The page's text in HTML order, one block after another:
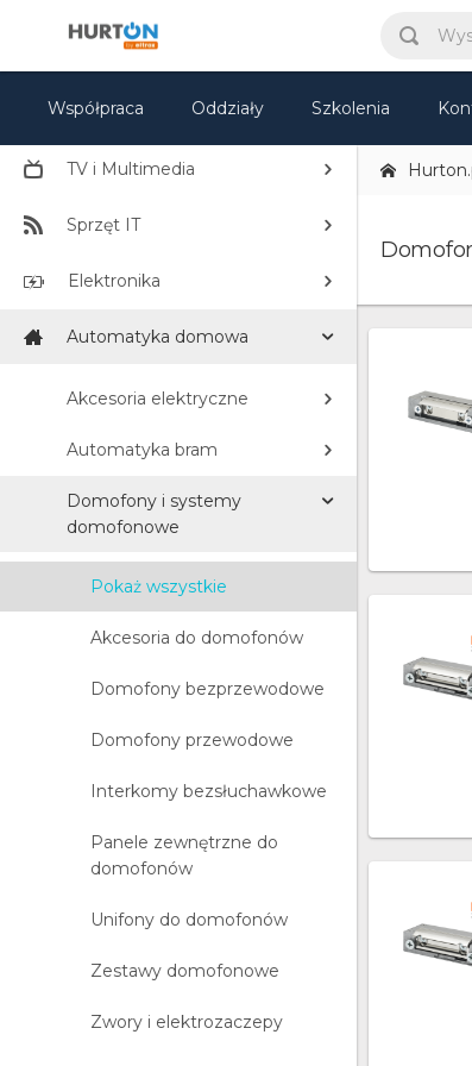
Współpraca Oddziały Szkolenia
Elektryka
TV i Multimedia
Sprzęt IT
Elektronika
Automatyka domowa
Akcesoria elektryczne
Automatyka bram
Domofony i systemy
domofonowe
Pokaż wszystkie
Akcesoria do domofonów
Domofony bezprzewodowe
Domofony przewodowe
Interkomy bezsłuchawkowe
Panele zewnętrzne do
domofonów
Unifony do domofonów
Zestawy domofonowe
Zwory i elektrozaczepy